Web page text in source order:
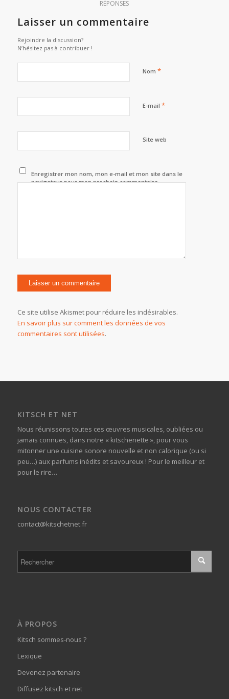
RÉPONSES
Laisser un commentaire
Rejoindre la discussion?
N’hésitez pas à contribuer !
Nom *
E-mail *
Site web
Enregistrer mon nom, mon e-mail et mon site dans le
navigateur pour mon prochain commentaire.
Ce site utilise Akismet pour réduire les indésirables.
En savoir plus sur comment les données de vos
commentaires sont utilisées.
KITSCH ET NET
Nous réunissons toutes ces œuvres musicales, oubliées ou
jamais connues, dans notre « kitschenette », pour vous
mitonner une cuisine sonore nouvelle et non calorique (ou si
peu…) aux parfums inédits et savoureux ! Pour le meilleur et
pour le rire…
NOUS CONTACTER
contact@kitschetnet.fr
À PROPOS
Kitsch sommes-nous ?
Lexique
Devenez partenaire
Diffusez kitsch et net